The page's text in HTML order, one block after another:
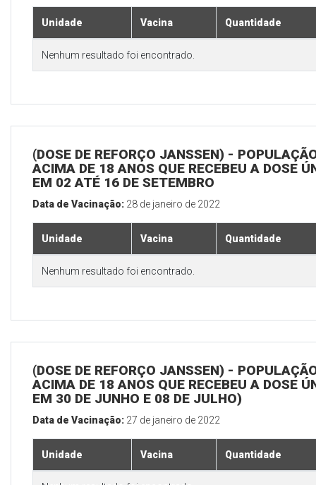
Unidade Vacina Quantidade
Nenhum resultado foi encontrado.
(DOSE DE REFORÇO JANSSEN) -
ACIMA DE 18 ANOS QUE RECEBEU A DOSE
EM 02 ATÉ 16 DE SETEMBRO
Data de Vacinação: 28 de janeiro de 2022
Unidade Vacina Quantidade
Nenhum resultado foi encontrado.
(DOSE DE REFORÇO JANSSEN) -
ACIMA DE 18 ANOS QUE RECEBEU A DOSE
EM 30 DE JUNHO E 08 DE JULHO)
Data de Vacinação: 27 de janeiro de 2022
Unidade Vacina Quantidade